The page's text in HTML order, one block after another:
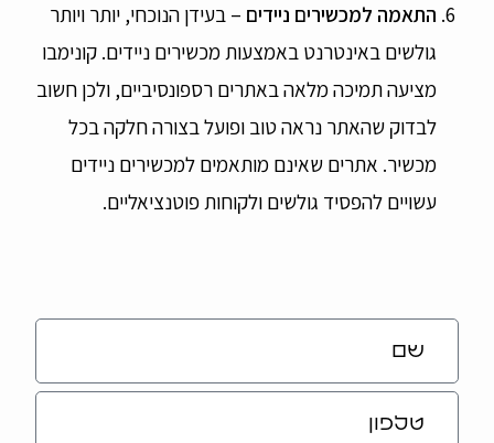
התאמה למכשירים ניידים – בעידן הנוכחי, יותר ויותר
גולשים באינטרנט באמצעות מכשירים ניידים. קונימבו
מציעה תמיכה מלאה באתרים רספונסיביים, ולכן חשוב
לבדוק שהאתר נראה טוב ופועל בצורה חלקה בכל
מכשיר. אתרים שאינם מותאמים למכשירים ניידים
עשויים להפסיד גולשים ולקוחות פוטנציאליים.